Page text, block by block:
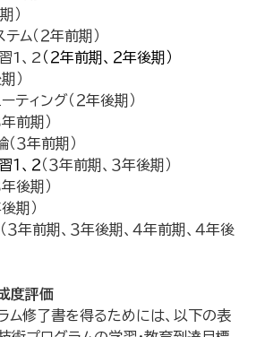
）
ム（２年前期）
1、2 （２年前期、２年後期）
）
ティング（２年後期）
前期）
３年前期）
、２（３年前期、３年後期）
後期）
期）
（３年前期、３年後期、４年前期、４年後
度評価
修了書を得るためには、以下の表